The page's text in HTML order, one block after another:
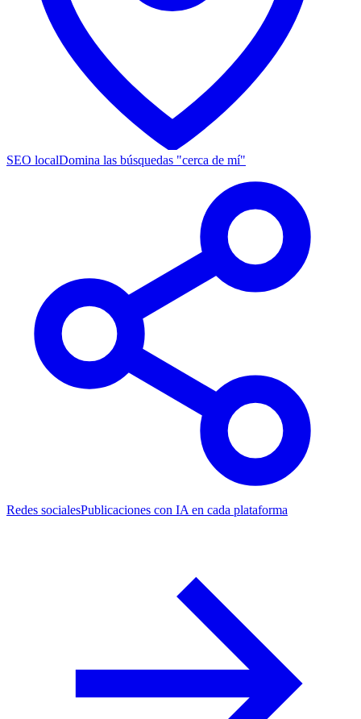
SEO localDomina las búsquedas "cerca de mí"
Redes socialesPublicaciones con IA en cada plataforma